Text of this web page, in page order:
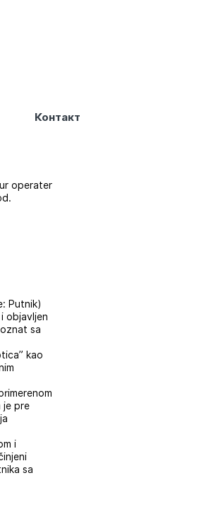
Контакт
operater
Putnik)
objavljen
sa
kao
je pre
i
sa